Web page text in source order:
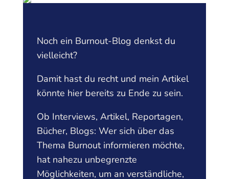
Noch ein Burnout-Blog denkst du
vielleicht?
Damit hast du recht und mein Artikel
könnte hier bereits zu Ende zu sein.
Ob Interviews, Artikel, Reportagen,
Bücher, Blogs: Wer sich über das
Thema Burnout informieren möchte,
hat nahezu unbegrenzte
Möglichkeiten, um an verständliche,